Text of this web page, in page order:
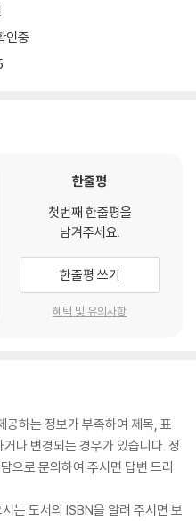
인중
한줄평
첫번째 한줄평을
남겨주세요.
한줄평 쓰기
혜택 및 유의사항
하는 정보가 부족하여 제목, 표
나 변경되는 경우가 있습니다. 정
으로 문의하여 주시면 답변 드리
는 도서의 ISBN을 알려 주시면 보